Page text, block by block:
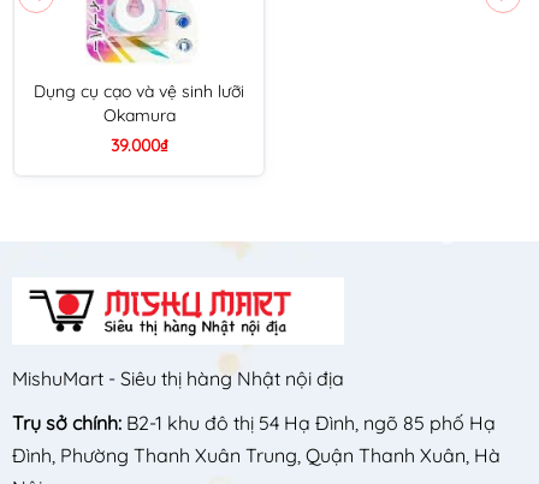
Dụng cụ cạo và vệ sinh lưỡi
Okamura
39.000₫
MishuMart - Siêu thị hàng Nhật nội địa
Trụ sở chính: B2-1 khu đô thị 54 Hạ Đình, ngõ 85 phố Hạ
Đình, Phường Thanh Xuân Trung, Quận Thanh Xuân, Hà